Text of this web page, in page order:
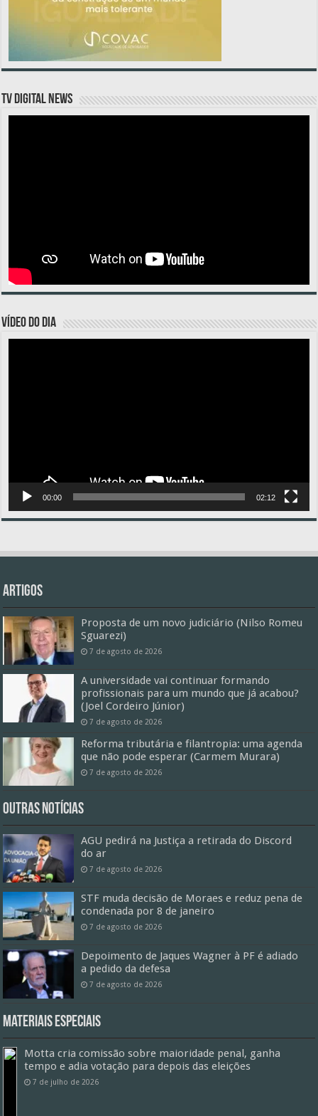
TV DIGITAL NEWS
VÍDEO DO DIA
00:00 02:12
Artigos
Proposta de um novo judiciário (Nilso Romeu
Sguarezi)
7 de agosto de 2026
A universidade vai continuar formando
profissionais para um mundo que já acabou?
(Joel Cordeiro Júnior)
7 de agosto de 2026
Reforma tributária e filantropia: uma agenda
que não pode esperar (Carmem Murara)
7 de agosto de 2026
Outras Notícias
AGU pedirá na Justiça a retirada do Discord
do ar
7 de agosto de 2026
STF muda decisão de Moraes e reduz pena de
condenada por 8 de janeiro
7 de agosto de 2026
Depoimento de Jaques Wagner à PF é adiado
a pedido da defesa
7 de agosto de 2026
Materiais especiais
Motta cria comissão sobre maioridade penal, ganha
tempo e adia votação para depois das eleições
7 de julho de 2026